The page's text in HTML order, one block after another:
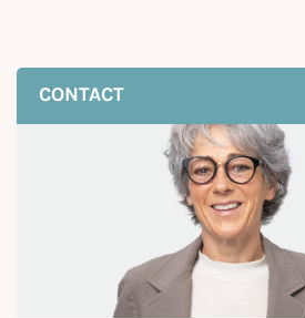
CONTACT